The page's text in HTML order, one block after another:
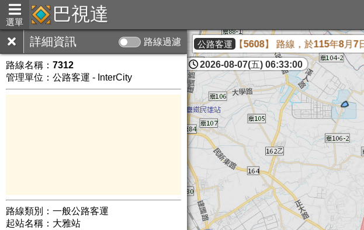
選單 巴視達
詳細資訊 路線過濾
路線名稱： 7312
管理單位：公路客運 - InterCity
路線類別：一般公路客運
起站名稱：大雅站
公路客運
人力調整，為維持整體營運之穩定，本公司 【5608】 路線，於115年8月7日（星
2026-08-07(五) 06:33:01